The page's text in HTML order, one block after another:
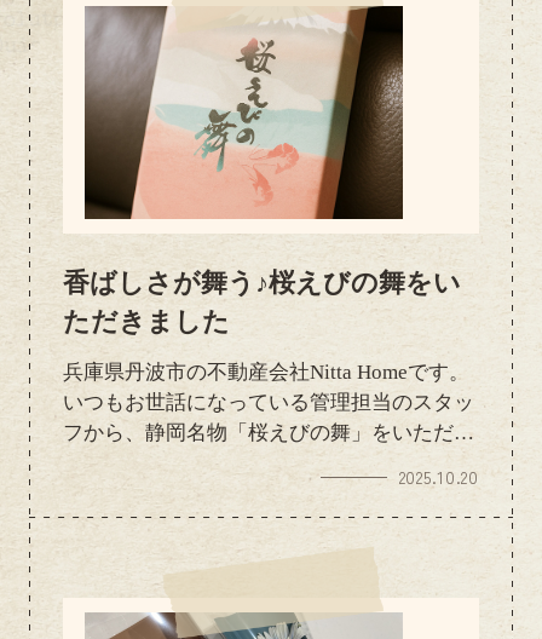
香ばしさが舞う♪桜えびの舞をい
ただきました
兵庫県丹波市の不動産会社Nitta Homeです。
いつもお世話になっている管理担当のスタッ
フから、静岡名物「桜えびの舞」をいただき
ました。桜えびの香ばしい香りとサクッとし
た食感がクセになります(≧▽≦)お心遣いに感
謝しながら、スタッフみんなで美味しくいた
だきました！いつもありがとうございます
2025.10.20